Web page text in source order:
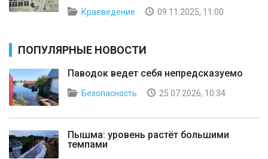
Краеведение 09.11.2025, 11:00
ПОПУЛЯРНЫЕ НОВОСТИ
Паводок ведет себя непредсказуемо
Безопасность 25.07.2026, 10:34
Пышма: уровень растёт большими
темпами